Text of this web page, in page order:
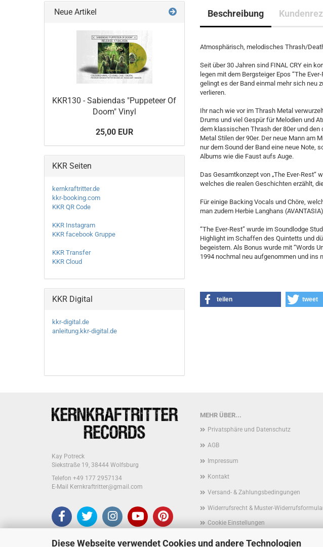
Diese Webseite verwendet Cookies und andere Technologien
Beschreibung
Atmosphärisch, melodisches Thrash/
Seit über 30 Jahren sind FINAL CRY ein
legen mit dem Bergsteiger Epos “The
gelingt es der Band einmal mehr sich neu
verlieren.
Ihr nach wie vor im Thrash Metal
Drums und viel Gespür für Melodien und
dem klassischen Thrash der 80er und
Metal Stilen der 90er. Der neue Mann am
nur dem Sound der Band eine neue Note,
Albums wie die Faust aufs Auge.
Das Gesamtkonzept von „The Ever-Rest“
welches die realen Geschichten erzählt,
Für einige Backing Vocals und Chöre,
man zudem Herbie Langhans
“The Ever-Rest” wurde im Soundlodge
Highlight im Schaffen des Quintetts und
begeistern. Als Bonus wurde mit “Words
1994 nochmal neu aufgenommen und ins
teilen tweet
Neue Artikel
KKR130 - Sabiendas "Puppeteer Of
Doom" Vinyl
25,00 EUR
KKR Seiten
kernkraftritter.de
kkr-booking.com
KKR QR Code
KKR Instagram
KKR facebook Gruppe
KKR Transfer
KKR Cloud
KKR Digital
kkr-digital.de
anleitung.kkr-digital.de
MEHR ÜBER...
Privatsphäre und Datenschutz
AGB
Impressum
Kontakt
Versand- & Zahlungsbedingungen
Widerrufsrecht & Muster-
Cookie Einstellungen
Kay Potreck
Siekstraße 19, 38444 Wolfsburg
Telefon +49 177 2957134
E-Mail Kernkraftritter@gmail.com